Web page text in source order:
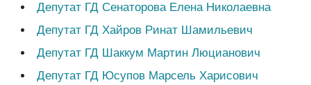
Депутат ГД Сенаторова Елена Николаевна
Депутат ГД Хайров Ринат Шамильевич
Депутат ГД Шаккум Мартин Люцианович
Депутат ГД Юсупов Марсель Харисович